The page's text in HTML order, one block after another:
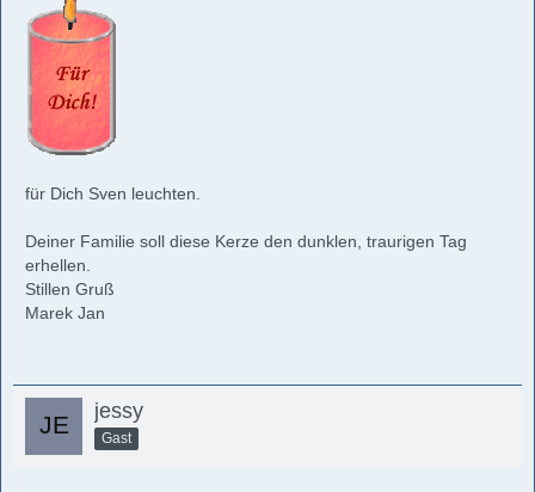
für Dich Sven leuchten.
Deiner Familie soll diese Kerze den dunklen, traurigen Tag
erhellen.
Stillen Gruß
Marek Jan
jessy
Gast